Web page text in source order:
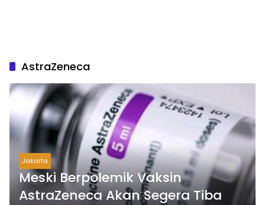
AstraZeneca
Jakarta
Meski Berpolemik Vaksin
AstraZeneca Akan Segera Tiba